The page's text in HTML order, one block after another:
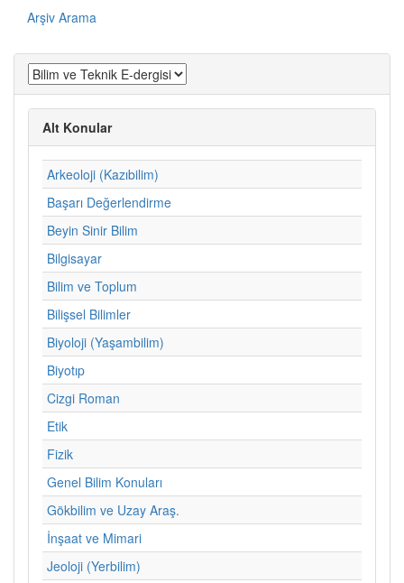
Arşiv Arama
Alt Konular
Arkeoloji (Kazıbilim)
Başarı Değerlendirme
Beyin Sinir Bilim
Bilgisayar
Bilim ve Toplum
Bilişsel Bilimler
Biyoloji (Yaşambilim)
Biyotıp
Cizgi Roman
Etik
Fizik
Genel Bilim Konuları
Gökbilim ve Uzay Araş.
İnşaat ve Mimari
Jeoloji (Yerbilim)